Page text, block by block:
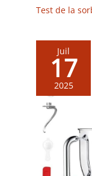
Test de la
Juil
17
2025